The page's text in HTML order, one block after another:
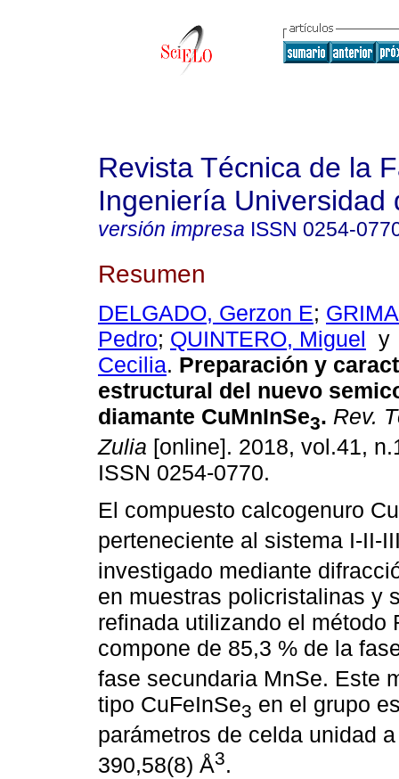
Revista Técnica de la
Ingeniería Universidad
versión impresa ISSN 0254-
Resumen
DELGADO, Gerzon E;
Pedro; QUINTERO, Miguel
Cecilia. Preparación y
estructural del nuevo
diamante CuMnInSe3. Rev.
Zulia [online]. 2018, vol.41,
ISSN 0254-0770.
El compuesto calcogenuro
perteneciente al sistema I-II-
investigado mediante
en muestras policristalinas y
refinada utilizando el método
compone de 85,3 % de la
fase secundaria MnSe. Este
tipo CuFeInSe3 en el grupo
parámetros de celda unidad
390,58(8) Å3.